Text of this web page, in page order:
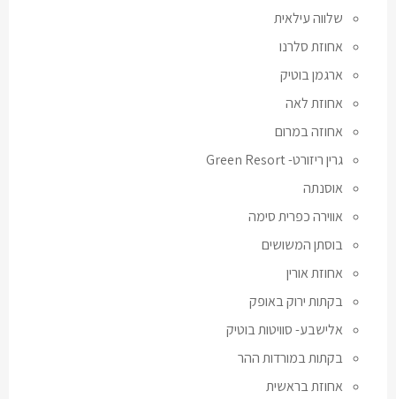
שלווה עילאית
אחוזת סלרנו
ארגמן בוטיק
אחוזת לאה
אחוזה במרום
גרין ריזורט- Green Resort
אוסנתה
אווירה כפרית סימה
בוסתן המשושים
אחוזת אורין
בקתות ירוק באופק
אלישבע- סוויטות בוטיק
בקתות במורדות ההר
אחוזת בראשית